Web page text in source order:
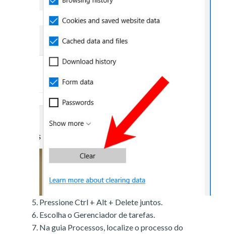
Pressione Ctrl + Alt + Delete juntos.
Escolha o Gerenciador de tarefas.
Na guia Processos, localize o processo do